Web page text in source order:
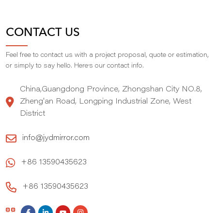
CONTACT US
Feel free to contact us with a project proposal, quote or estimation,
or simply to say hello. Here,s our contact info.
China,Guangdong Province, Zhongshan City NO.8,
Zheng'an Road, Longping Industrial Zone, West
District
info@jydmirror.com
+86 13590435623
+86 13590435623